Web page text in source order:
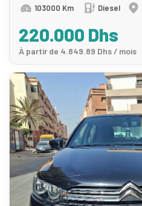
103000 Km Diesel
220.000 Dhs
À partir de 4.849.89 Dhs / mois